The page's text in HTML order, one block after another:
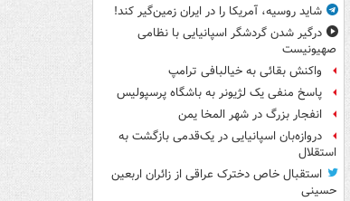
شاید روسیه، آمریکا را در ایران زمین‌گیر کند!
درگیر شدن گردشگر اسپانیایی با نظامی
صهیونیست
واکنش بقائی به خیالبافی ترامپ
پاسخ منفی یک لژیونر به باشگاه پرسپولیس
انفجار بزرگ در شهر المخا یمن
دروازه‌بان اسپانیایی در یک‌قدمی بازگشت به
استقلال
استقبال خاص دخترک عراقی از زائران اربعین
حسینی